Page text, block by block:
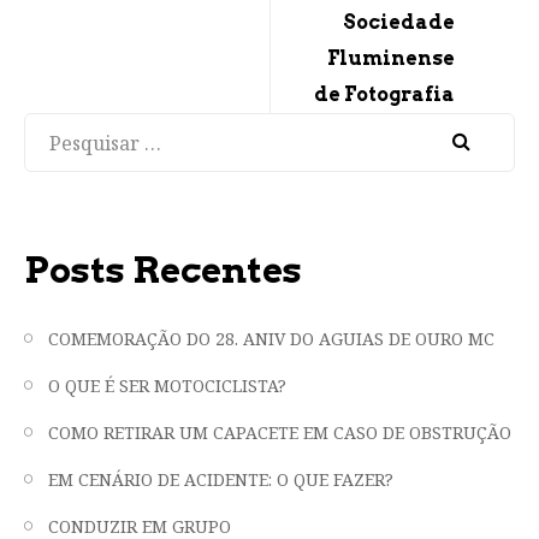
Sociedade
Fluminense
de Fotografia
Posts Recentes
COMEMORAÇÃO DO 28. ANIV DO AGUIAS DE OURO MC
O QUE É SER MOTOCICLISTA?
COMO RETIRAR UM CAPACETE EM CASO DE OBSTRUÇÃO
EM CENÁRIO DE ACIDENTE: O QUE FAZER?
CONDUZIR EM GRUPO